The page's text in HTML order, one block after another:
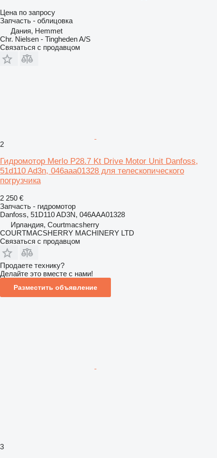
Цена по запросу
Запчасть - облицовка
Дания, Hemmet
Chr. Nielsen - Tingheden A/S
Связаться с продавцом
2
Гидромотор Merlo P28.7 Kt Drive Motor Unit Danfoss,
51d110 Ad3n, 046aaa01328 для телескопического
погрузчика
2 250 €
Запчасть - гидромотор
Danfoss, 51D110 AD3N, 046AAA01328
Ирландия, Courtmacsherry
COURTMACSHERRY MACHINERY LTD
Связаться с продавцом
Продаете технику?
Делайте это вместе с нами!
Разместить объявление
3